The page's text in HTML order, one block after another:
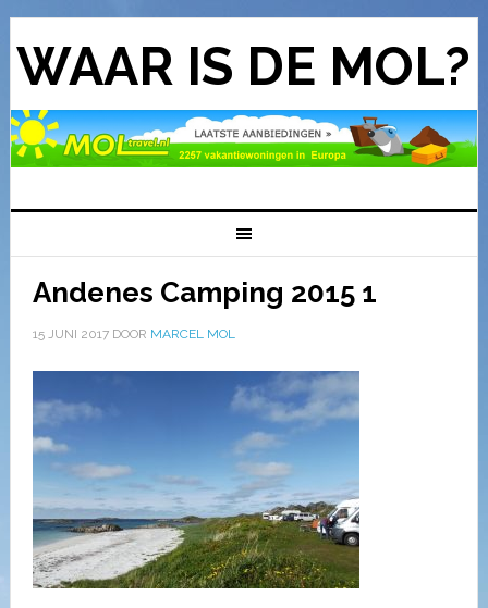
WAAR IS DE MOL?
Andenes Camping 2015 1
15 JUNI 2017DOOR MARCEL MOL